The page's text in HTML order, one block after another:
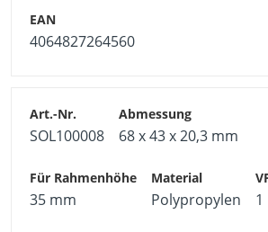
4064827264560
SOL100008 68 x 43 x 20,3 mm
35 mm Polypropylen 1